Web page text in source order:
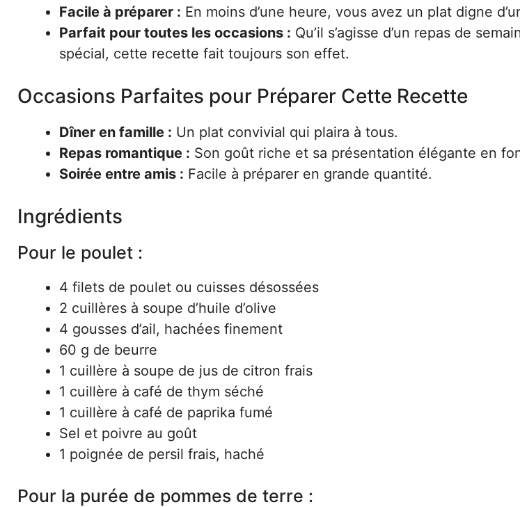
Facile à préparer : En moins d’une heure, vous avez un plat digne
Parfait pour toutes les occasions : Qu’il s’agisse d’un repas de
spécial, cette recette fait toujours son effet.
Occasions Parfaites pour Préparer Cette Recette
Dîner en famille : Un plat convivial qui plaira à tous.
Repas romantique : Son goût riche et sa présentation élégante en
Soirée entre amis : Facile à préparer en grande quantité.
Ingrédients
Pour le poulet :
4 filets de poulet ou cuisses désossées
2 cuillères à soupe d’huile d’olive
4 gousses d’ail, hachées finement
60 g de beurre
1 cuillère à soupe de jus de citron frais
1 cuillère à café de thym séché
1 cuillère à café de paprika fumé
Sel et poivre au goût
1 poignée de persil frais, haché
Pour la purée de pommes de terre :